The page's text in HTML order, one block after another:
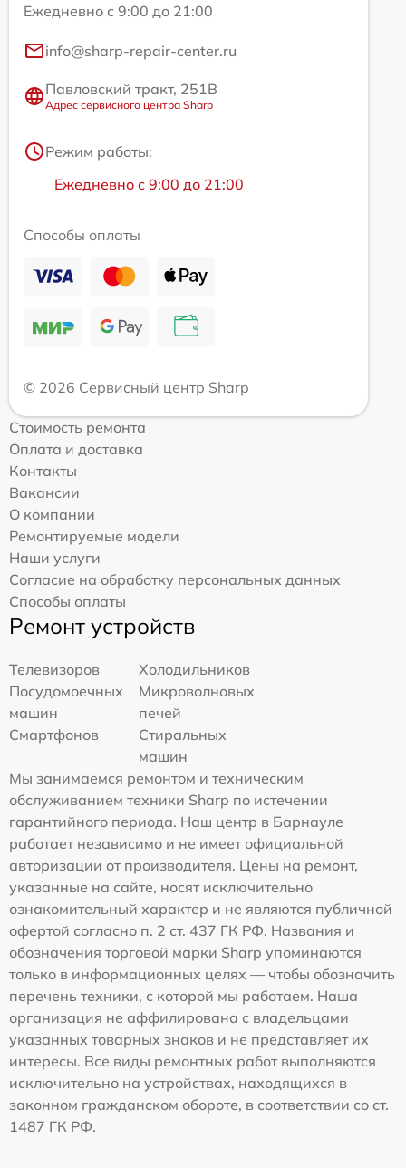
Ежедневно с 9:00 до 21:00
info@sharp-repair-center.ru
Павловский тракт, 251В
Адрес сервисного центра Sharp
Режим работы:
Ежедневно с 9:00 до 21:00
Способы оплаты
© 2026 Сервисный центр Sharp
Стоимость ремонта
Оплата и доставка
Контакты
Вакансии
О компании
Ремонтируемые модели
Наши услуги
Согласие на обработку персональных данных
Способы оплаты
Ремонт устройств
Телевизоров
Холодильников
Посудомоечных
машин
Микроволновых
печей
Смартфонов
Стиральных
машин
Мы занимаемся ремонтом и техническим
обслуживанием техники Sharp по истечении
гарантийного периода. Наш центр в Барнауле
работает независимо и не имеет официальной
авторизации от производителя. Цены на ремонт,
указанные на сайте, носят исключительно
ознакомительный характер и не являются публичной
офертой согласно п. 2 ст. 437 ГК РФ. Названия и
обозначения торговой марки Sharp упоминаются
только в информационных целях — чтобы обозначить
перечень техники, с которой мы работаем. Наша
организация не аффилирована с владельцами
указанных товарных знаков и не представляет их
интересы. Все виды ремонтных работ выполняются
исключительно на устройствах, находящихся в
законном гражданском обороте, в соответствии со ст.
1487 ГК РФ.